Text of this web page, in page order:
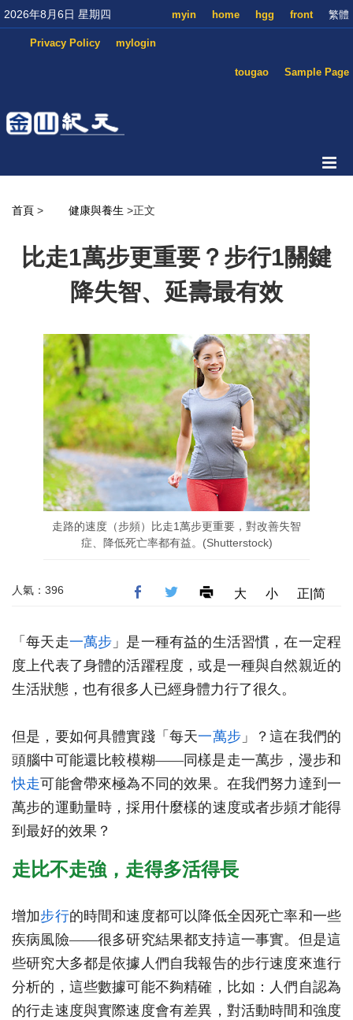
2026年8月6日 星期四 繁體
front
hgg
home
myin
mylogin
Privacy Policy
Sample Page
tougao
首頁 > 健康與養生 >正文
比走1萬步更重要？步行1關鍵
降失智、延壽最有效
走路的速度（步頻）比走1萬步更重要，對改善失智
症、降低死亡率都有益。(Shutterstock)
人氣：396 大 小 正|简
「每天走一萬步 」是一種有益的生活習慣，在一定程
度上代表了身體的活躍程度，或是一種與自然親近的
生活狀態，也有很多人已經身體力行了很久。
但是，要如何具體實踐「每天一萬步」？這在我們的
頭腦中可能還比較模糊——同樣是走一萬步，漫步和
快走可能會帶來極為不同的效果。在我們努力達到一
萬步的運動量時，採用什麼樣的速度或者步頻才能得
到最好的效果？
走比不走強，走得多活得長
增加步行的時間和速度都可以降低全因死亡率和一些
疾病風險——很多研究結果都支持這一事實。但是這
些研究大多都是依據人們自我報告的步行速度來進行
分析的，這些數據可能不夠精確，比如：人們自認為
的行走速度與實際速度會有差異，對活動時間和強度